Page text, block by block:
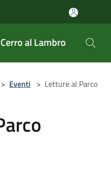
al Lambro
> Eventi > Letture al Parco